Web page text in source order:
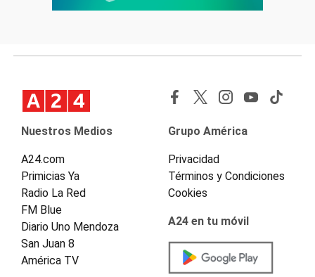
Nuestros Medios
A24.com
Primicias Ya
Radio La Red
FM Blue
Diario Uno Mendoza
San Juan 8
América TV
Grupo América
Privacidad
Términos y Condiciones
Cookies
A24 en tu móvil